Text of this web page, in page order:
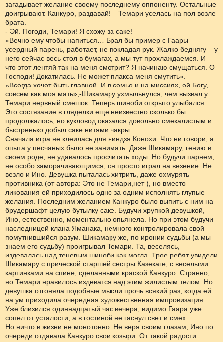
загадывает желание своему последнему оппоненту. Остальные
доигрывают. Канкуро, раздавай! – Темари уселась на пол возле
брата.
- Эй. Погоди, Темари! Я схожу за саке!
«Вечно ему чтобы напиться… Брал бы пример с Гаары –
усердный парень, работает, не покладая рук. Жалко беднягу – у
него сейчас весь стол в бумагах, а мы тут прохлаждаемся. И
что этот лентяй так на меня смотрит? Я начинаю смущаться. О
Господи! Докатилась. Не может плакса меня смутить».
«Всегда хочет быть главной. И в семье и на миссиях, ей Богу,
совсем как моя мать»,-Шикамару ухмыльнулся, чем вызвал у
Темари нервный смешок. Теперь шиноби открыто улыбался.
Это состязание в гляделки еще неизвестно сколько бы
продолжалось, но кукловод оказался довольно смекалистым и
быстренько добыл саке нитями чакры.
Сначала игра не клеилась для ниндзя Конохи. Что ни говори, а
опыта у песчаных было не занимать. Даже Шикамару, гению в
своем роде, не удавалось просчитать ходы. Но будучи парнем,
не особо заморачивающимся, он просто играл на везение. Не
везло и Ино. Девушка пыталась хитрить, даже охмурять
противника (от автора: Это не Темари,нет ), но вместо
ликования ей приходилось одно за одним исполнять глупые
желания. Последним желанием Канкуро было выпить с ним на
брудершафт целую бутылку саке. Будучи хрупкой девушкой,
Ино, естественно, моментально опьянела. Но при этом будучи
наследницей клана Яманака, немного контролировала свой
помутнившийся разум. Шикамару же, по иронии судьбы (а мы
знаем его судьбу) проигрывал Темари. Та, веселясь,
издевалась над теневым шиноби как могла. Трое ребят увидели
Шикамару с прической старшей сестры Казекаге, с веселыми
картинками на спине, сделанными краской Канкуро. Странно,
но Темари нравилось издеватся над этим жилистым телом. Но
девушка отгоняла подобные мысли прочь всякий раз, когда ей
на ум приходила очередная художественная импровизация.
Уже близился одиннадцатый час вечера, видимо Гаара уже
сопел от усталости, а в гостиной не гаснул свет и смех.
Но ничто в жизни не монотонно. Не веря своим глазам, Ино по
очереди отдавала Канкуро свои козыри. От такой радости